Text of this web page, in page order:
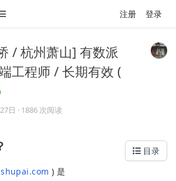
注册 登录
/ 杭州萧山] 有数派
工程师 / 长期有效 (
日 · 1886 次阅读
目录
) 是